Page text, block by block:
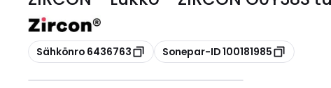
Kopioi
Sähkönro 6436763 Kopioi
Sonepar-ID 100181985